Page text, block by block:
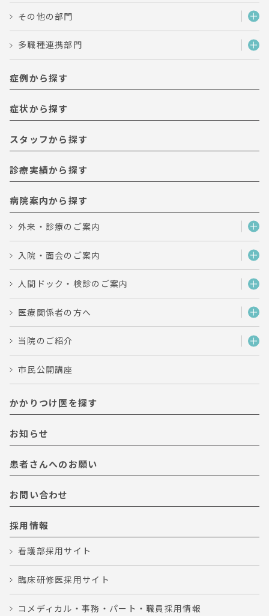
その他の部門
多職種連携部門
症例から探す
症状から探す
スタッフから探す
診療実績から探す
病院案内から探す
外来・診療のご案内
入院・面会のご案内
人間ドック・検診のご案内
医療関係者の方へ
当院のご紹介
市民公開講座
かかりつけ医を探す
お知らせ
患者さんへのお願い
お問い合わせ
採用情報
看護部採用サイト
臨床研修医採用サイト
コメディカル・事務・パート・職員採用情報